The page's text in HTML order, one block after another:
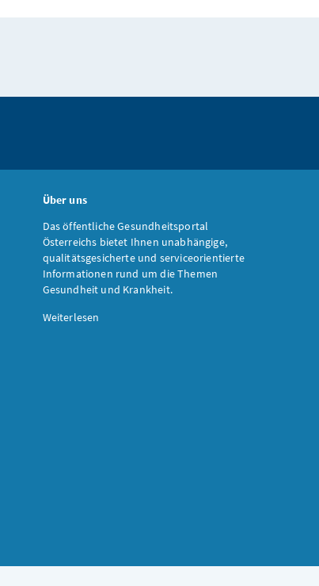
Über uns
Das öffentliche Gesundheitsportal
Österreichs bietet Ihnen unabhängige,
qualitätsgesicherte und serviceorientierte
Informationen rund um die Themen
Gesundheit und Krankheit.
Weiterlesen